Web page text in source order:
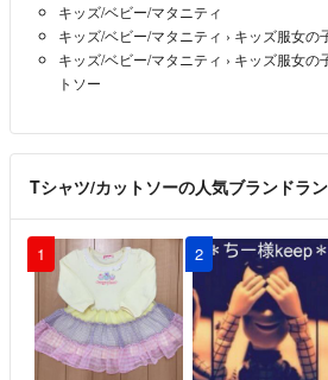
キッズ/ベビー/マタニティ
キッズ/ベビー/マタニティ › キッズ服女の
キッズ/ベビー/マタニティ › キッズ服女の
トソー
Tシャツ/カットソーの人気ブランドラ
1 2